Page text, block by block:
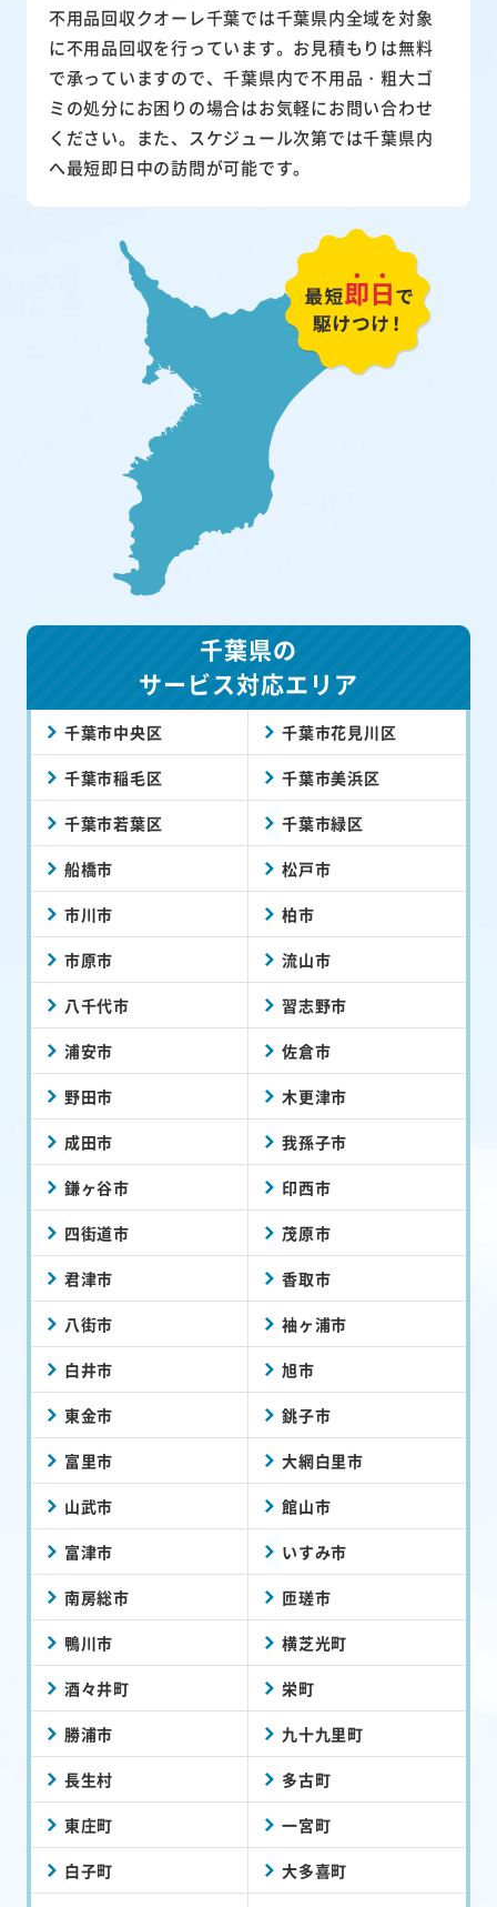
不用品回収クオーレ千葉では千葉県内全域を対象
に不用品回収を行っています。お見積もりは無料
で承っていますので、千葉県内で不用品・粗大ゴ
ミの処分にお困りの場合はお気軽にお問い合わせ
ください。また、スケジュール次第では千葉県内
へ最短即日中の訪問が可能です。
千葉県の
サービス対応エリア
千葉市中央区 千葉市花見川区
千葉市稲毛区 千葉市美浜区
千葉市若葉区 千葉市緑区
船橋市 松戸市
市川市 柏市
市原市 流山市
八千代市 習志野市
浦安市 佐倉市
野田市 木更津市
成田市 我孫子市
鎌ヶ谷市 印西市
四街道市 茂原市
君津市 香取市
八街市 袖ヶ浦市
白井市 旭市
東金市 銚子市
富里市 大網白里市
山武市 館山市
富津市 いすみ市
南房総市 匝瑳市
鴨川市 横芝光町
酒々井町 栄町
勝浦市 九十九里町
長生村 多古町
東庄町 一宮町
白子町 大多喜町